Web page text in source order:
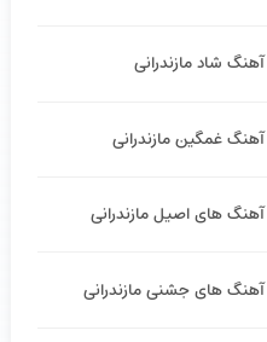
آهنگ شاد مازندرانی
آهنگ غمگین مازندرانی
آهنگ های اصیل مازندرانی
آهنگ های جشنی مازندرانی